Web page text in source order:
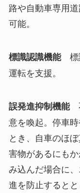
路や自動車専用
可能。
標識認識機能
運転を支援。
誤発進抑制機能
意を喚起。停車
とき、自車のほ
害物があるにも
み込んだ場合に
進を防止すると